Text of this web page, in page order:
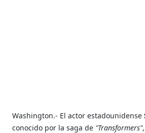
Washington.- El actor estadounidense
conocido por la saga de "Transformers"